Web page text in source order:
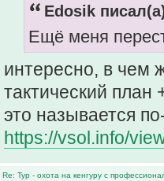
Edosik
Ещё меня
интересно, в чем
тактический план
это называется
https://vsol.info/
Re: Тур - охота на кенгуру с